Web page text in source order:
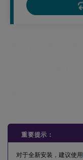
重要提示：
对于全新安装，建议使用
步骤 9：运行 XDPing